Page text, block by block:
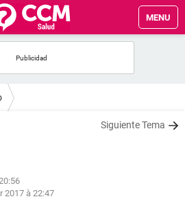
MENU
Siguiente Tema
2017 à 22:47